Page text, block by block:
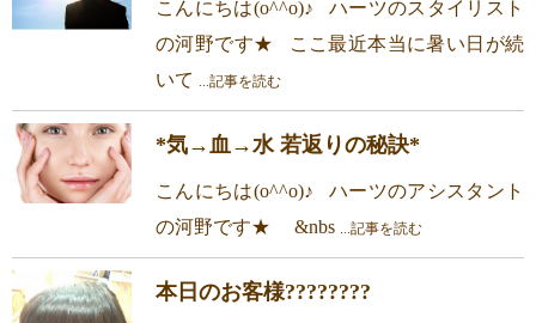
こんにちは(o^^o)♪ ハーツのスタイリスト
の河野です★ ここ最近本当に暑い日が続
いて ...記事を読む
*気→血→水 若返りの秘訣*
こんにちは(o^^o)♪ ハーツのアシスタント
の河野です★ &nbs ...記事を読む
本日のお客様????????